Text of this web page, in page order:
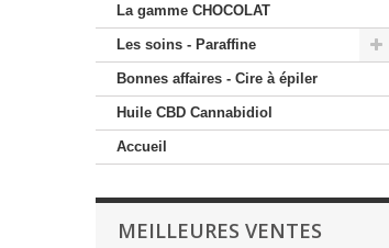
La gamme CHOCOLAT
Les soins - Paraffine
Bonnes affaires - Cire à épiler
Huile CBD Cannabidiol
Accueil
MEILLEURES VENTES